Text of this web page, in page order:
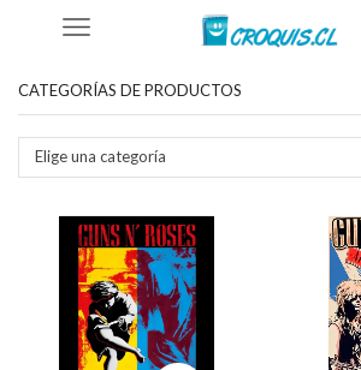
Tienda Productos Etiquetados
CATEGORÍAS DE PRODUCTOS
Elige una categoría